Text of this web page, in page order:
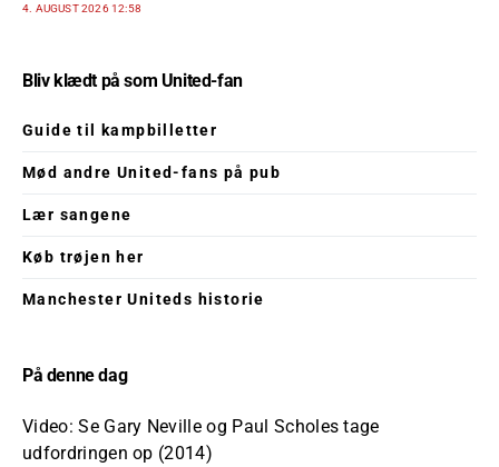
4. AUGUST 2026 12:58
Bliv klædt på som United-fan
Guide til kampbilletter
Mød andre United-fans på pub
Lær sangene
Køb trøjen her
Manchester Uniteds historie
På denne dag
Video: Se Gary Neville og Paul Scholes tage
udfordringen op (2014)